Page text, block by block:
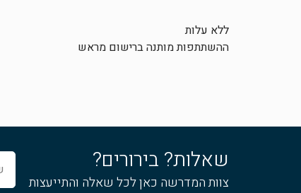
ללא עלות
ההשתתפות מותנה ברישום מראש
שאלות? בירורים?
צוות המדרשה כאן לכל שאלה והתייעצות
שם